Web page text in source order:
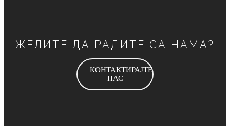
ЖЕЛИТЕ ДА РАДИТЕ СА НАМА?
КОНТАКТИРАЈТЕ
НАС